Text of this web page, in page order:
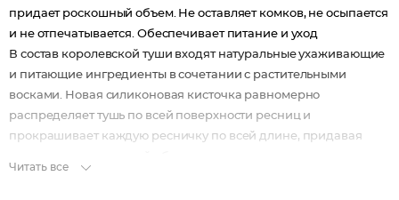
придает роскошный объем. Не оставляет комков, не осыпается
и не отпечатывается. Обеспечивает питание и уход
В состав королевской туши входят натуральные ухаживающие
и питающие ингредиенты в сочетании с растительными
восками. Новая силиконовая кисточка равномерно
распределяет тушь по всей поверхности ресниц и
прокрашивает каждую ресничку по всей длине, придавая
Читать все